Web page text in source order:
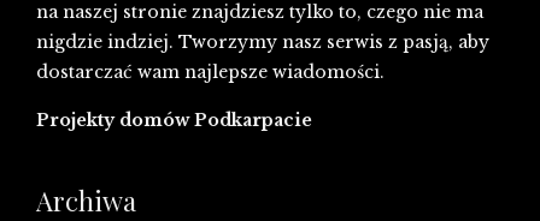
na naszej stronie znajdziesz tylko to, czego nie ma
nigdzie indziej. Tworzymy nasz serwis z pasją, aby
dostarczać wam najlepsze wiadomości.
Projekty domów Podkarpacie
Archiwa